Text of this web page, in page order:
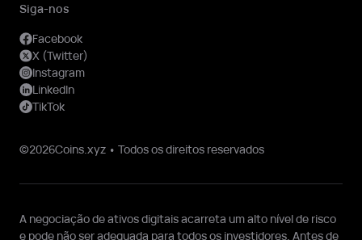
©2026Coins.xyz • Todos os direitos reservados
Siga-nos
Facebook
X (Twitter)
Instagram
LinkedIn
TikTok
A negociação de ativos digitais acarreta um alto nível de risco
e pode não ser adequada para todos os investidores. Antes de